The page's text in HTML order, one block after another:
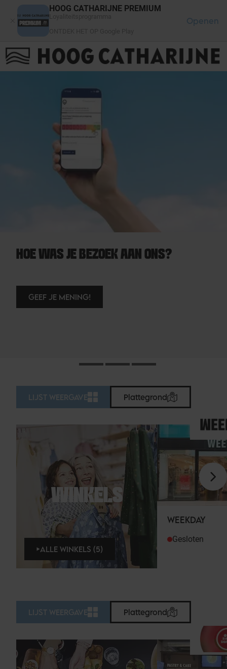
HOOG CATHARIJNE PREMIUM
Openen
FAQ
HET WINKELCENTRUM
LOG IN
HOE WAS JE BEZOEK AAN ONS?
GEEF JE MENING!
LIJST WEERGAVE Plattegrond
WINKELS
ALLE WINKELS (5)
WEEKDAY
Gesloten
LIJST WEERGAVE Plattegrond
Cookies beheer paneel